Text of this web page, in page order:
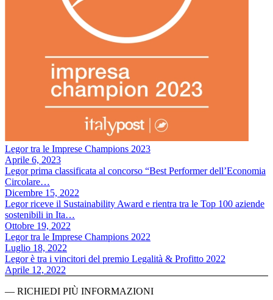
Legor tra le Imprese Champions 2023
Aprile 6, 2023
Legor prima classificata al concorso “Best Performer dell’Economia
Circolare…
Dicembre 15, 2022
Legor riceve il Sustainability Award e rientra tra le Top 100 aziende
sostenibili in Ita…
Ottobre 19, 2022
Legor tra le Imprese Champions 2022
Luglio 18, 2022
Legor è tra i vincitori del premio Legalità & Profitto 2022
Aprile 12, 2022
— RICHIEDI PIÙ INFORMAZIONI